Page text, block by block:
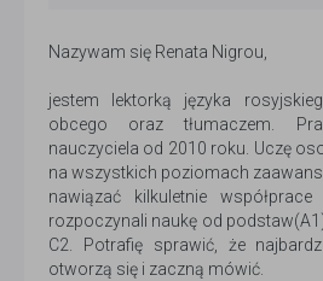
Nazywam się Renata Nigrou,
jestem lektorką języka
obcego oraz tłumaczem.
nauczyciela od 2010 roku. Uczę
na wszystkich poziomach
nawiązać kilkuletnie
rozpoczynali naukę od
C2. Potrafię sprawić, że
otworzą się i zaczną mówić.